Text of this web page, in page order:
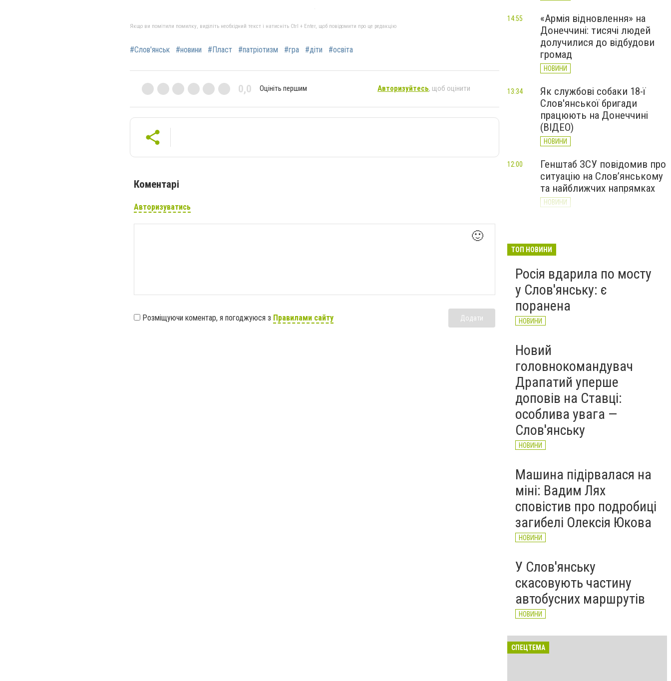
Якщо ви помітили помилку, виділіть необхідний текст і натисніть Ctrl + Enter, щоб повідомити про це редакцію
#Слов'янськ #новини #Пласт #патріотизм #гра #діти #освіта
0,0 Оцініть першим Авторизуйтесь, щоб оцінити
Коментарі
Авторизуватись
🙂
Розміщуючи коментар, я погоджуюся з Правилами сайту Додати
«Армія відновлення» на
Донеччині: тисячі людей
долучилися до відбудови
громад
НОВИНИ
14:55
Як службові собаки 18-ї
Слов'янської бригади
працюють на Донеччині
(ВІДЕО)
НОВИНИ
13:34
Генштаб ЗСУ повідомив про
ситуацію на Слов’янському
та найближчих напрямках
НОВИНИ
12:00
великої війни: 7 серпня
ТОП НОВИНИ
Росія вдарила по мосту
у Слов'янську: є
поранена
НОВИНИ
Новий
головнокомандувач
Драпатий уперше
доповів на Ставці:
особлива увага —
Слов'янську
НОВИНИ
Машина підірвалася на
міні: Вадим Лях
сповістив про подробиці
загибелі Олексія Юкова
НОВИНИ
У Слов'янську
скасовують частину
автобусних маршрутів
НОВИНИ
СПЕЦТЕМА